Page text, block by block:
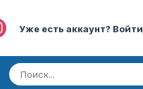
Уже есть аккаунт? Войти